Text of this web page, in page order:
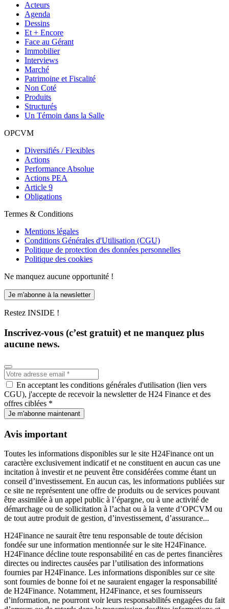
Acteurs
Agenda
Dessins
Et + Encore
Face au Gérant
Immobilier
Interviews
Marché
Patrimoine et Fiscalité
Non Coté
Produits
Structurés
Un Témoin dans la Salle
OPCVM
Diversifiés / Flexibles
Actions
Performance Absolue
Actions PEA
Article 9
Obligations
Termes & Conditions
Mentions légales
Conditions Générales d'Utilisation (CGU)
Politique de protection des données personnelles
Politique des cookies
Ne manquez aucune opportunité !
Je m'abonne à la newsletter
Restez INSIDE !
Inscrivez-vous (c’est gratuit) et ne manquez plus
aucune news.
En acceptant les conditions générales d'utilisation (lien vers
CGU), j'accepte de recevoir la newsletter de H24 Finance et des
offres ciblées *
Je m'abonne maintenant
Avis important
Toutes les informations disponibles sur le site H24Finance ont un
caractère exclusivement indicatif et ne constituent en aucun cas une
incitation à investir et ne peuvent être considérées comme étant un
conseil d’investissement. En aucun cas, les informations publiées sur
ce site ne représentent une offre de produits ou de services pouvant
être assimilée à un appel public à l’épargne, ou à une activité de
démarchage ou de sollicitation à l’achat ou à la vente d’OPCVM ou
de tout autre produit de gestion, d’investissement, d’assurance...
H24Finance ne saurait être tenu responsable de toute décision
fondée sur une information mentionnée sur le site H24Finance.
H24Finance décline toute responsabilité en cas de pertes financières
directes ou indirectes causées par l’utilisation des informations
fournies par H24Finance. Les informations disponibles sur ce site
sont fournies de bonne foi et ne sauraient engager la responsabilité
de H24Finance. Notamment, H24Finance, et ses fournisseurs
d’information, ne pourront voir leurs responsabilités engagées du fait